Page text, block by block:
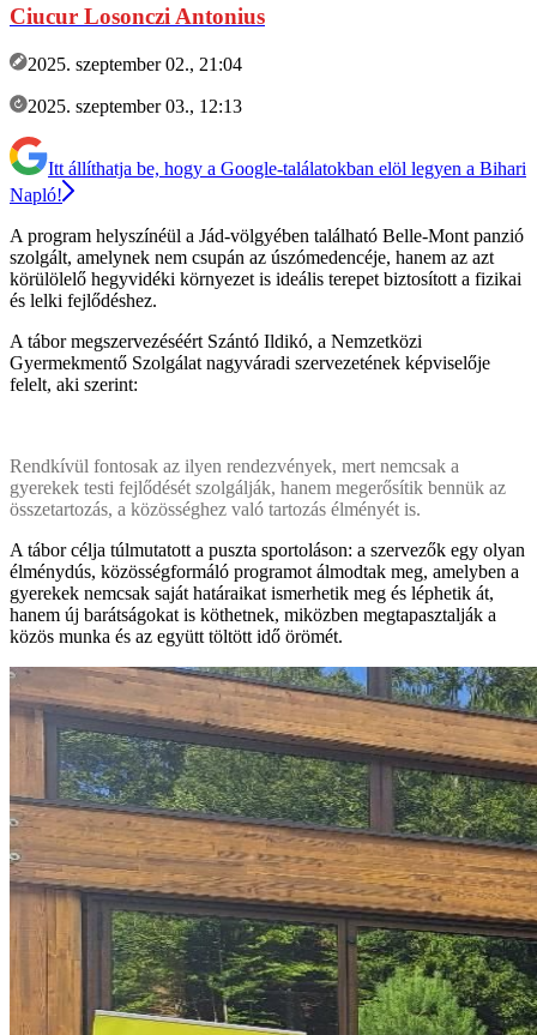
Ciucur Losonczi Antonius
2025. szeptember 02., 21:04
2025. szeptember 03., 12:13
Itt állíthatja be, hogy a Google-találatokban elöl legyen a Bihari
Napló!
A program helyszínéül a Jád-völgyében található Belle-Mont panzió
szolgált, amelynek nem csupán az úszómedencéje, hanem az azt
körülölelő hegyvidéki környezet is ideális terepet biztosított a fizikai
és lelki fejlődéshez.
A tábor megszervezéséért Szántó Ildikó, a Nemzetközi
Gyermekmentő Szolgálat nagyváradi szervezetének képviselője
felelt, aki szerint:
Rendkívül fontosak az ilyen rendezvények, mert nemcsak a
gyerekek testi fejlődését szolgálják, hanem megerősítik bennük az
összetartozás, a közösséghez való tartozás élményét is.
A tábor célja túlmutatott a puszta sportoláson: a szervezők egy olyan
élménydús, közösségformáló programot álmodtak meg, amelyben a
gyerekek nemcsak saját határaikat ismerhetik meg és léphetik át,
hanem új barátságokat is köthetnek, miközben megtapasztalják a
közös munka és az együtt töltött idő örömét.